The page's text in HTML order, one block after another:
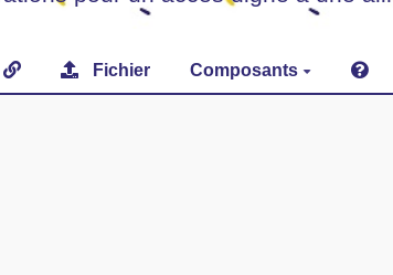
Fichier Composants